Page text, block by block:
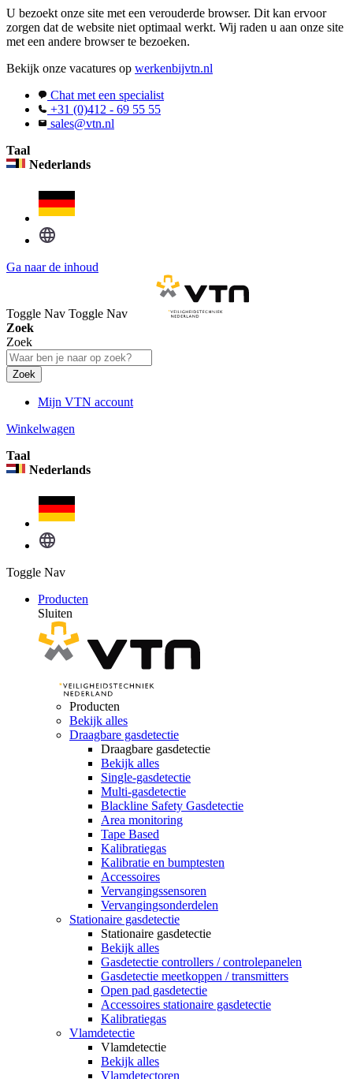
U bezoekt onze site met een verouderde browser. Dit kan ervoor
zorgen dat de website niet optimaal werkt. Wij raden u aan onze site
met een andere browser te bezoeken.
Bekijk onze vacatures op werkenbijvtn.nl
Chat met een specialist
+31 (0)412 - 69 55 55
sales@vtn.nl
Taal
Nederlands
Ga naar de inhoud
Toggle Nav Toggle Nav
Zoek
Zoek
Zoek
Mijn VTN account
Winkelwagen
Taal
Nederlands
Toggle Nav
Producten
Sluiten
Producten
Bekijk alles
Draagbare gasdetectie
Draagbare gasdetectie
Bekijk alles
Single-gasdetectie
Multi-gasdetectie
Blackline Safety Gasdetectie
Area monitoring
Tape Based
Kalibratiegas
Kalibratie en bumptesten
Accessoires
Vervangingssensoren
Vervangingsonderdelen
Stationaire gasdetectie
Stationaire gasdetectie
Bekijk alles
Gasdetectie controllers / controlepanelen
Gasdetectie meetkoppen / transmitters
Open pad gasdetectie
Accessoires stationaire gasdetectie
Kalibratiegas
Vlamdetectie
Vlamdetectie
Bekijk alles
Vlamdetectoren